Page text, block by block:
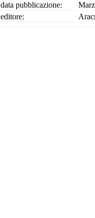
data pubblicazione:
editore: